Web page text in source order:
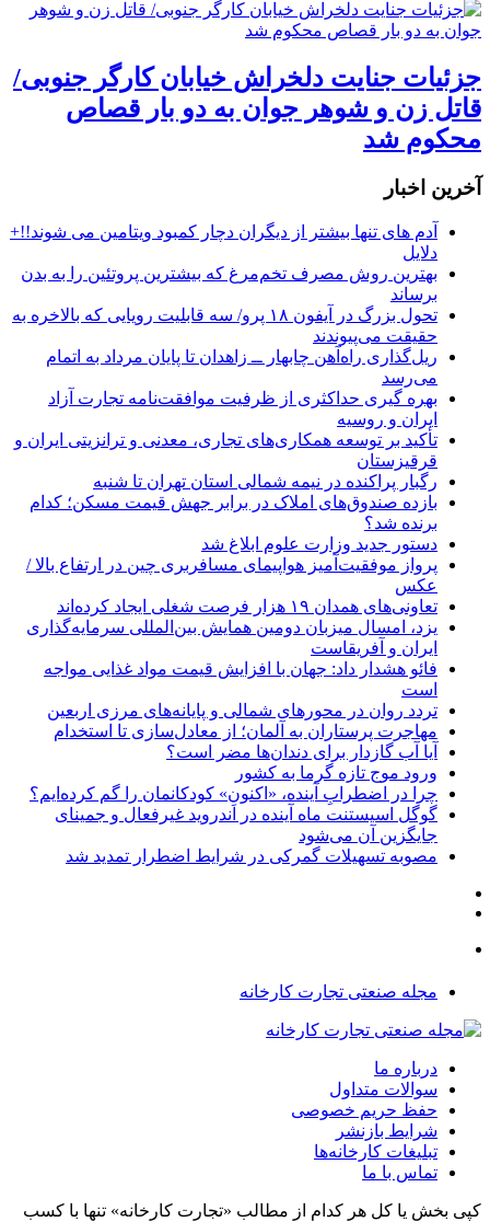
جزئیات جنایت دلخراش خیابان کارگر جنوبی/
قاتل زن و شوهر جوان به دو بار قصاص
محکوم شد
آخرین اخبار
آدم های تنها بیشتر از دیگران دچار کمبود ویتامین می شوند!!+
دلایل
بهترین روش مصرف تخم‌مرغ که بیشترین پروتئین را به بدن
برساند
تحول بزرگ در آیفون ۱۸ پرو/ سه قابلیت رویایی که بالاخره به
حقیقت می‌پیوندند
ریل‌گذاری راه‌آهن چابهار ــ زاهدان تا پایان مرداد به اتمام
می‌رسد
بهره گیری حداکثری از ظرفیت موافقت‌نامه تجارت آزاد
ایران و روسیه
تأکید بر توسعه همکاری‌های تجاری، معدنی و ترانزیتی ایران و
قرقیزستان
رگبار پراکنده در نیمه شمالی استان تهران تا شنبه
بازده صندوق‌های املاک در برابر جهش قیمت مسکن؛ کدام
برنده شد؟
دستور جدید وزارت علوم ابلاغ شد
پرواز موفقیت‌آمیز هواپیمای مسافربری چین در ارتفاع بالا /
عکس
تعاونی‌های همدان ۱۹ هزار فرصت شغلی ایجاد کرده‌اند
یزد، امسال میزبان دومین همایش بین‌المللی سرمایه‌گذاری
ایران و آفریقاست
فائو هشدار داد: جهان با افزایش قیمت مواد غذایی مواجه
است
تردد روان در محورهای شمالی و پایانه‌های مرزی اربعین
مهاجرت پرستاران به آلمان؛ از معادل‌سازی تا استخدام
آیا آب گازدار برای دندان‌ها مضر است؟
ورود موج تازه گرما به کشور
چرا در اضطرابِ آینده، «اکنونِ» کودکانمان را گم کرده‌ایم؟
گوگل اسیستنت ماه آینده در اندروید غیرفعال و جمینای
جایگزین آن می‌شود
مصوبه تسهیلات گمرکی در شرایط اضطرار تمدید شد
مجله صنعتی تجارت کارخانه
درباره ما
سوالات متداول
حفظ حریم خصوصی
شرایط بازنشر
تبلیغات کارخانه‌ها
تماس با ما
کپی بخش یا کل هر کدام از مطالب «تجارت کارخانه» تنها با کسب